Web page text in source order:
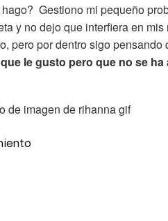
Gestiono mi pequeño
y no dejo que interfiera en
pero por dentro sigo pensando
le gusto pero que no se